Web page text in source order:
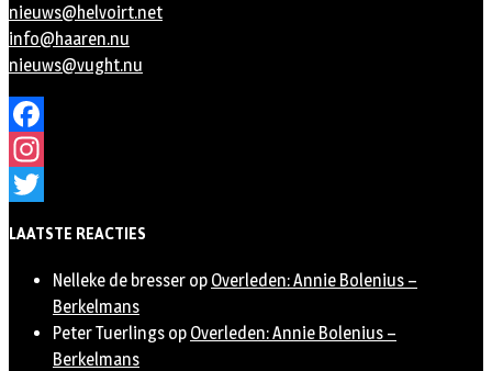
nieuws@helvoirt.net
info@haaren.nu
nieuws@vught.nu
Facebook
Instagram
LAATSTE REACTIES
Nelleke de bresser op Overleden: Annie Bolenius –
Berkelmans
Peter Tuerlings op Overleden: Annie Bolenius –
Berkelmans